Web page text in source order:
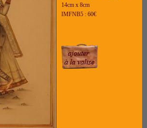
14cm x 8cm
IMFNB5 : 60€